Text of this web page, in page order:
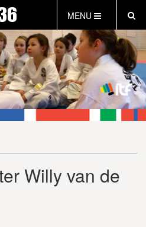
MENU
Willy van de